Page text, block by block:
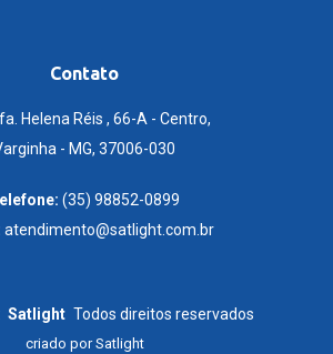
Contato
Helena Réis , 66-A - Centro,
- MG, 37006-030
(35) 98852-0899
atendimento@satlight.com.br
Satlight Todos direitos reservados
criado porSatlight